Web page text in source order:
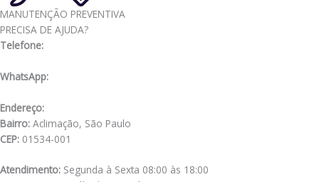
MANUTENÇÃO PREVENTIVA
PRECISA DE AJUDA?
Telefone:
WhatsApp:
Endereço:
Bairro: Aclimação, São Paulo
CEP: 01534-001
Atendimento: Segunda à Sexta 08:00 às 18:00